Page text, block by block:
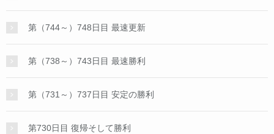
第（744～）748日目 最速更新
第（738～）743日目 最速勝利
第（731～）737日目 安定の勝利
第730日目 復帰そして勝利